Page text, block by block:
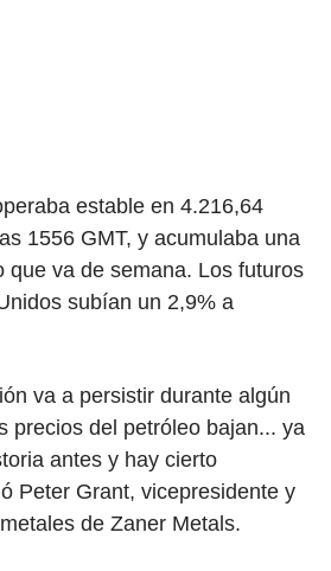
estable en 4.216,64
1556 GMT, y acumulaba una
que va de semana. Los futuros
subían un 2,9% a
va a persistir durante algún
precios del petróleo bajan... ya
antes y hay cierto
Peter Grant, vicepresidente y
de Zaner Metals.